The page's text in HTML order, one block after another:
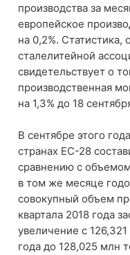
производства за
европейское
на 0,2%.
сталелитейной
свидетельствует о
производственная
на 1,3% до 18
В сентябре этого
странах ЕС-28
сравнению с
в том же месяце
совокупный объем
квартала 2018 года
увеличение с
года до 128,025 млн